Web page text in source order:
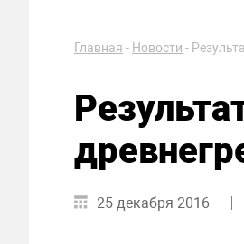
Главная - Новости -
25 декабря 2016